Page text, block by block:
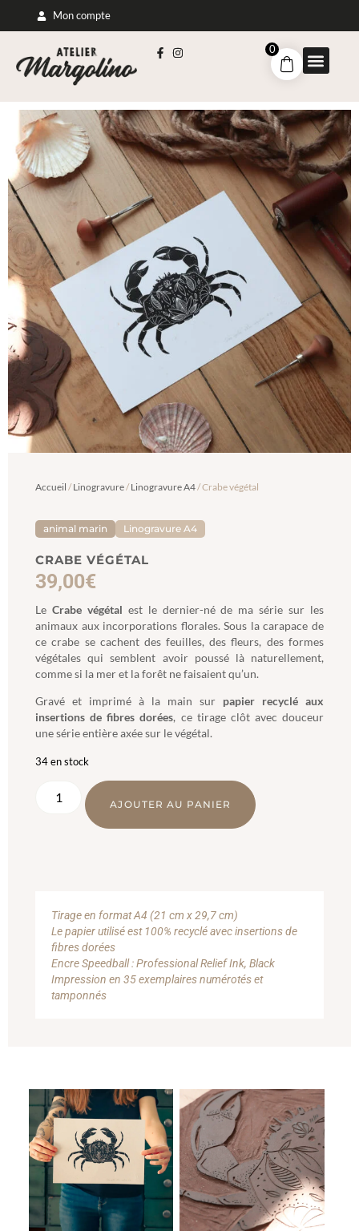
0
Mon compte
Accueil /Linogravure/Linogravure A4/ Crabe végétal
animal marin Linogravure A4
CRABE VÉGÉTAL
39,00€
LeCrabe végétal est le dernier-né de ma série sur les
animaux aux incorporations florales. Sous la carapace de
ce crabe se cachent des feuilles, des fleurs, des formes
végétales qui semblent avoir poussé là naturellement,
comme si la mer et la forêt ne faisaient qu’un.
Gravé et imprimé à la main sur papier recyclé aux
insertions de fibres dorées, ce tirage clôt avec douceur
une série entière axée sur le végétal.
34 en stock
AJOUTER AU PANIER
Tirage en format A4 (21 cm x 29,7 cm)
Le papier utilisé est 100% recyclé avec insertions de
fibres dorées
Encre Speedball : Professional Relief Ink, Black
Impression en 35 exemplaires numérotés et
tamponnés